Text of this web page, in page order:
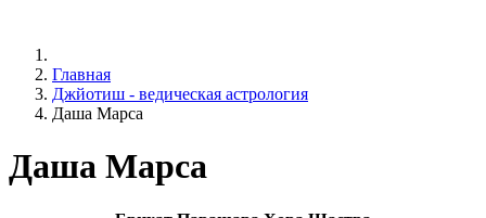
Главная
Джйотиш - ведическая астрология
Даша Марса
Даша Марса